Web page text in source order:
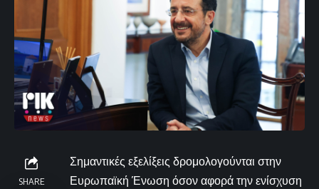
SHARE
Σημαντικές εξελίξεις δρομολογούνται στην
Ευρωπαϊκή Ένωση όσον αφορά την ενίσχυση